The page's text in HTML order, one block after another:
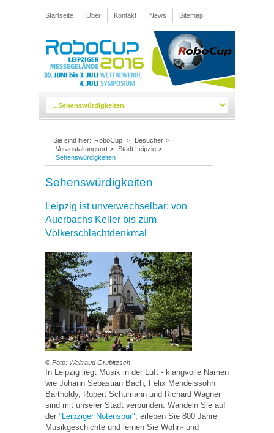
Startseite Über Kontakt News Sitemap
Sie sind hier: RoboCup > Besucher >
Veranstaltungsort > Stadt Leipzig >
Sehenswürdigkeiten
Sehenswürdigkeiten
Leipzig ist unverwechselbar: von
Auerbachs Keller bis zum
Völkerschlachtdenkmal
© Foto: Waltraud Grubitzsch
In Leipzig liegt Musik in der Luft - klangvolle Namen
wie Johann Sebastian Bach, Felix Mendelssohn
Bartholdy, Robert Schumann und Richard Wagner
sind mit unserer Stadt verbunden. Wandeln Sie auf
der "Leipziger Notenspur", erleben Sie 800 Jahre
Musikgeschichte und lernen Sie Wohn- und